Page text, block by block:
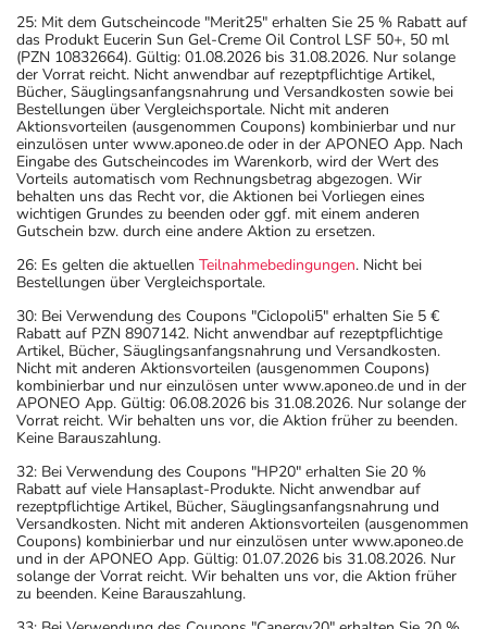
25: Mit dem Gutscheincode "Merit25" erhalten Sie 25 % Rabatt auf
das Produkt Eucerin Sun Gel-Creme Oil Control LSF 50+, 50 ml
(PZN 10832664). Gültig: 01.08.2026 bis 31.08.2026. Nur solange
der Vorrat reicht. Nicht anwendbar auf rezeptpflichtige Artikel,
Bücher, Säuglingsanfangsnahrung und Versandkosten sowie bei
Bestellungen über Vergleichsportale. Nicht mit anderen
Aktionsvorteilen (ausgenommen Coupons) kombinierbar und nur
einzulösen unter www.aponeo.de oder in der APONEO App. Nach
Eingabe des Gutscheincodes im Warenkorb, wird der Wert des
Vorteils automatisch vom Rechnungsbetrag abgezogen. Wir
behalten uns das Recht vor, die Aktionen bei Vorliegen eines
wichtigen Grundes zu beenden oder ggf. mit einem anderen
Gutschein bzw. durch eine andere Aktion zu ersetzen.
26: Es gelten die aktuellen Teilnahmebedingungen. Nicht bei
Bestellungen über Vergleichsportale.
30: Bei Verwendung des Coupons "Ciclopoli5" erhalten Sie 5 €
Rabatt auf PZN 8907142. Nicht anwendbar auf rezeptpflichtige
Artikel, Bücher, Säuglingsanfangsnahrung und Versandkosten.
Nicht mit anderen Aktionsvorteilen (ausgenommen Coupons)
kombinierbar und nur einzulösen unter www.aponeo.de und in der
APONEO App. Gültig: 06.08.2026 bis 31.08.2026. Nur solange der
Vorrat reicht. Wir behalten uns vor, die Aktion früher zu beenden.
Keine Barauszahlung.
32: Bei Verwendung des Coupons "HP20" erhalten Sie 20 %
Rabatt auf viele Hansaplast-Produkte. Nicht anwendbar auf
rezeptpflichtige Artikel, Bücher, Säuglingsanfangsnahrung und
Versandkosten. Nicht mit anderen Aktionsvorteilen (ausgenommen
Coupons) kombinierbar und nur einzulösen unter www.aponeo.de
und in der APONEO App. Gültig: 01.07.2026 bis 31.08.2026. Nur
solange der Vorrat reicht. Wir behalten uns vor, die Aktion früher
zu beenden. Keine Barauszahlung.